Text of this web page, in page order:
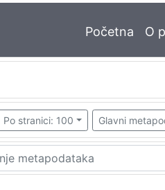
Početna O
Po stranici: 100 Glavni